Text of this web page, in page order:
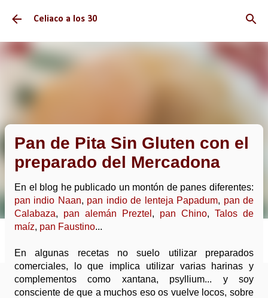
Ir al contenido principal
Celiaco a los 30
Pan de Pita Sin Gluten con el
preparado del Mercadona
En el blog he publicado un montón de panes diferentes:
pan indio Naan, pan indio de lenteja Papadum, pan de
Calabaza, pan alemán Preztel , pan Chino, Talos de
maíz, pan Faustino...
En algunas recetas no suelo utilizar preparados
comerciales, lo que implica utilizar varias harinas y
complementos como xantana, psyllium... y soy
consciente de que a muchos eso os vuelve locos, sobre